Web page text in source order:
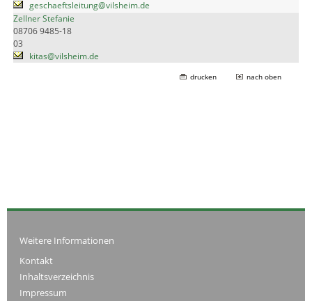
geschaeftsleitung@vilsheim.de
Zellner Stefanie
08706 9485-18
03
kitas@vilsheim.de
drucken nach oben
Weitere Informationen
Kontakt
Inhaltsverzeichnis
Impressum